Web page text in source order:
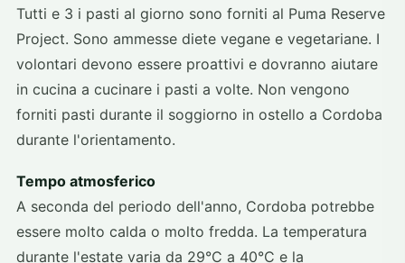
Tutti e 3 i pasti al giorno sono forniti al Puma Reserve
Project. Sono ammesse diete vegane e vegetariane. I
volontari devono essere proattivi e dovranno aiutare
in cucina a cucinare i pasti a volte. Non vengono
forniti pasti durante il soggiorno in ostello a Cordoba
durante l'orientamento.
Tempo atmosferico
A seconda del periodo dell'anno, Cordoba potrebbe
essere molto calda o molto fredda. La temperatura
durante l'estate varia da 29°C a 40°C e la